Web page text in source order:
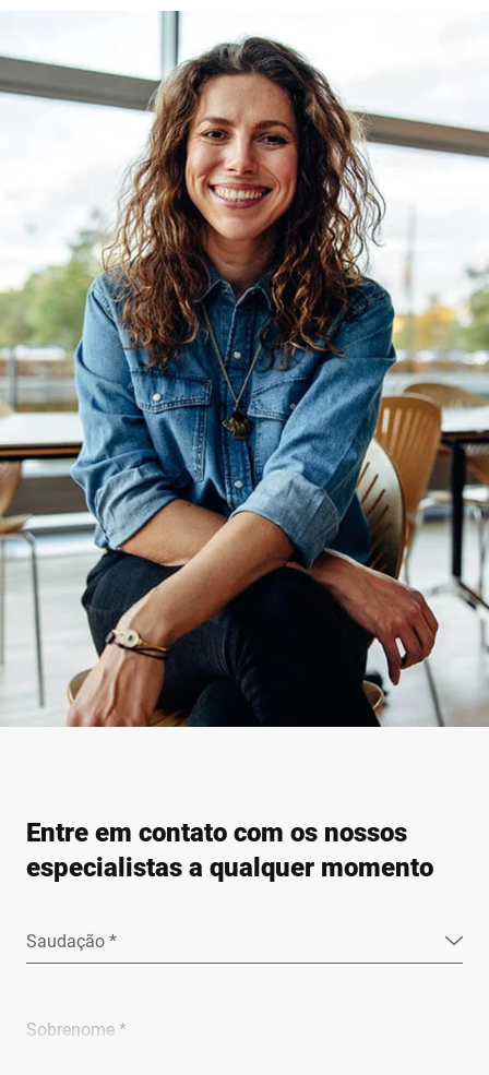
Entre em contato com os nossos
especialistas a qualquer momento
Saudação *
Sobrenome *